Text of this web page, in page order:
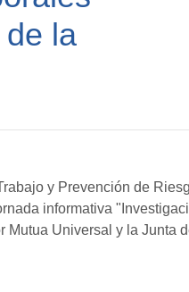
la
y Prevención de
informativa
Universal y la Junta